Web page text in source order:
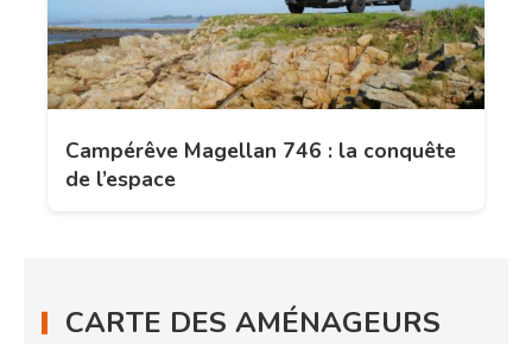
Campérêve Magellan 746 : la conquête
de l’espace
CARTE DES AMÉNAGEURS